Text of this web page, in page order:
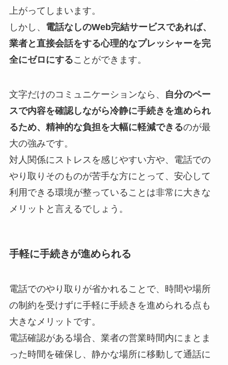
上がってしまいます。
しかし、 電話なしのWeb完結サービスであれば、
業者と直接会話をする心理的なプレッシャーを完
全にゼロにすることができます。
文字だけのコミュニケーションなら、
自分のペー
スで内容を確認しながら冷静に手続きを進められ
るため、精神的な負担を大幅に軽減できるのが最
大の強みです。
対人関係にストレスを感じやすい方や、電話での
やり取りそのものが苦手な方にとって、安心して
利用できる環境が整っていることは非常に大きな
メリットと言えるでしょう。
手軽に手続きが進められる
電話でのやり取りが省かれることで、時間や場所
の制約を受けずに手軽に手続きを進められる点も
大きなメリットです。
電話確認がある場合、業者の営業時間内にまとま
った時間を確保し、静かな場所に移動して通話に